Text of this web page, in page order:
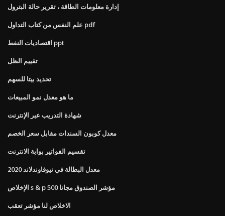
إدارة معلومات الطاقة ، تقرير حالة البترول
علم النفس من كتاب التداول pdf
اقتصاديات النفط ppt
تقييم الظل
تحديد بيتا للسهم
ما هو معدل نمو المبيعات
شهادة التدريب عبر الإنترنت
معدل كوبون السندات مقابل سعر الخصم
تقسيم الفواتير بوابة الانترنت
معدل البطالة في نيوفاوندلاند 2020
الإخلاص s & p 500 مؤشر الصندوق مجانا
الاخلاص لنا مؤشر تعقب